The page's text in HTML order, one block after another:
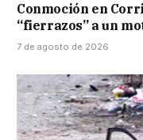
Conmoción en
“fierrazos” a un
7 de agosto de 2026